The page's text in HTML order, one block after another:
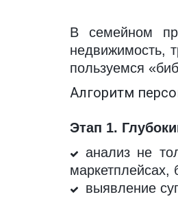
В семейном
недвижимость,
пользуемся
Алгоритм
Этап 1.
анализ не
маркетплейсах,
выявление